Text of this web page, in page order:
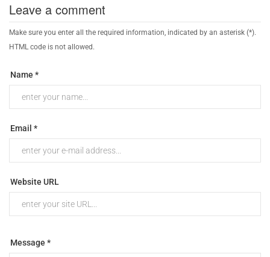
Leave a comment
Make sure you enter all the required information, indicated by an asterisk (*).
HTML code is not allowed.
Name *
Email *
Website URL
Message *